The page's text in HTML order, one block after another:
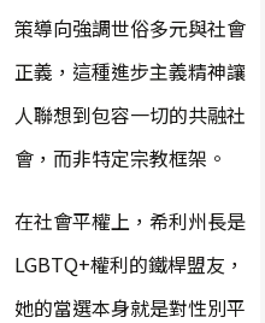
策導向強調世俗多元與社會
正義，這種進步主義精神讓
人聯想到包容一切的共融社
會，而非特定宗教框架。
在社會平權上，希利州長是
LGBTQ+權利的鐵桿盟友，
她的當選本身就是對性別平